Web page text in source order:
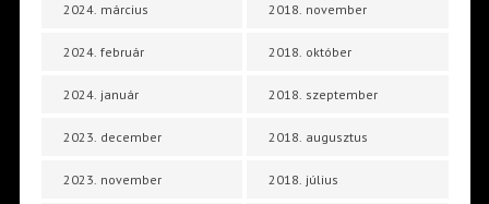
2024. március
2024. február
2024. január
2023. december
2023. november
2018. november
2018. október
2018. szeptember
2018. augusztus
2018. július